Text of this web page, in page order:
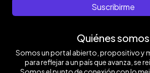
Suscribirme
Quiénes somos
Somos un portal abierto, propositivo y
para reflejar a un país que avanza, se